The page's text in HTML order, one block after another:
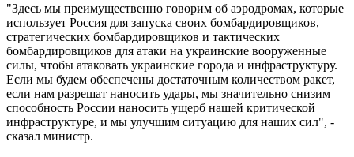
"Здесь мы преимущественно говорим об аэродромах, которые
использует Россия для запуска своих бомбардировщиков,
стратегических бомбардировщиков и тактических
бомбардировщиков для атаки на украинские вооруженные
силы, чтобы атаковать украинские города и инфраструктуру.
Если мы будем обеспечены достаточным количеством ракет,
если нам разрешат наносить удары, мы значительно снизим
способность России наносить ущерб нашей критической
инфраструктуре, и мы улучшим ситуацию для наших сил", -
сказал министр.